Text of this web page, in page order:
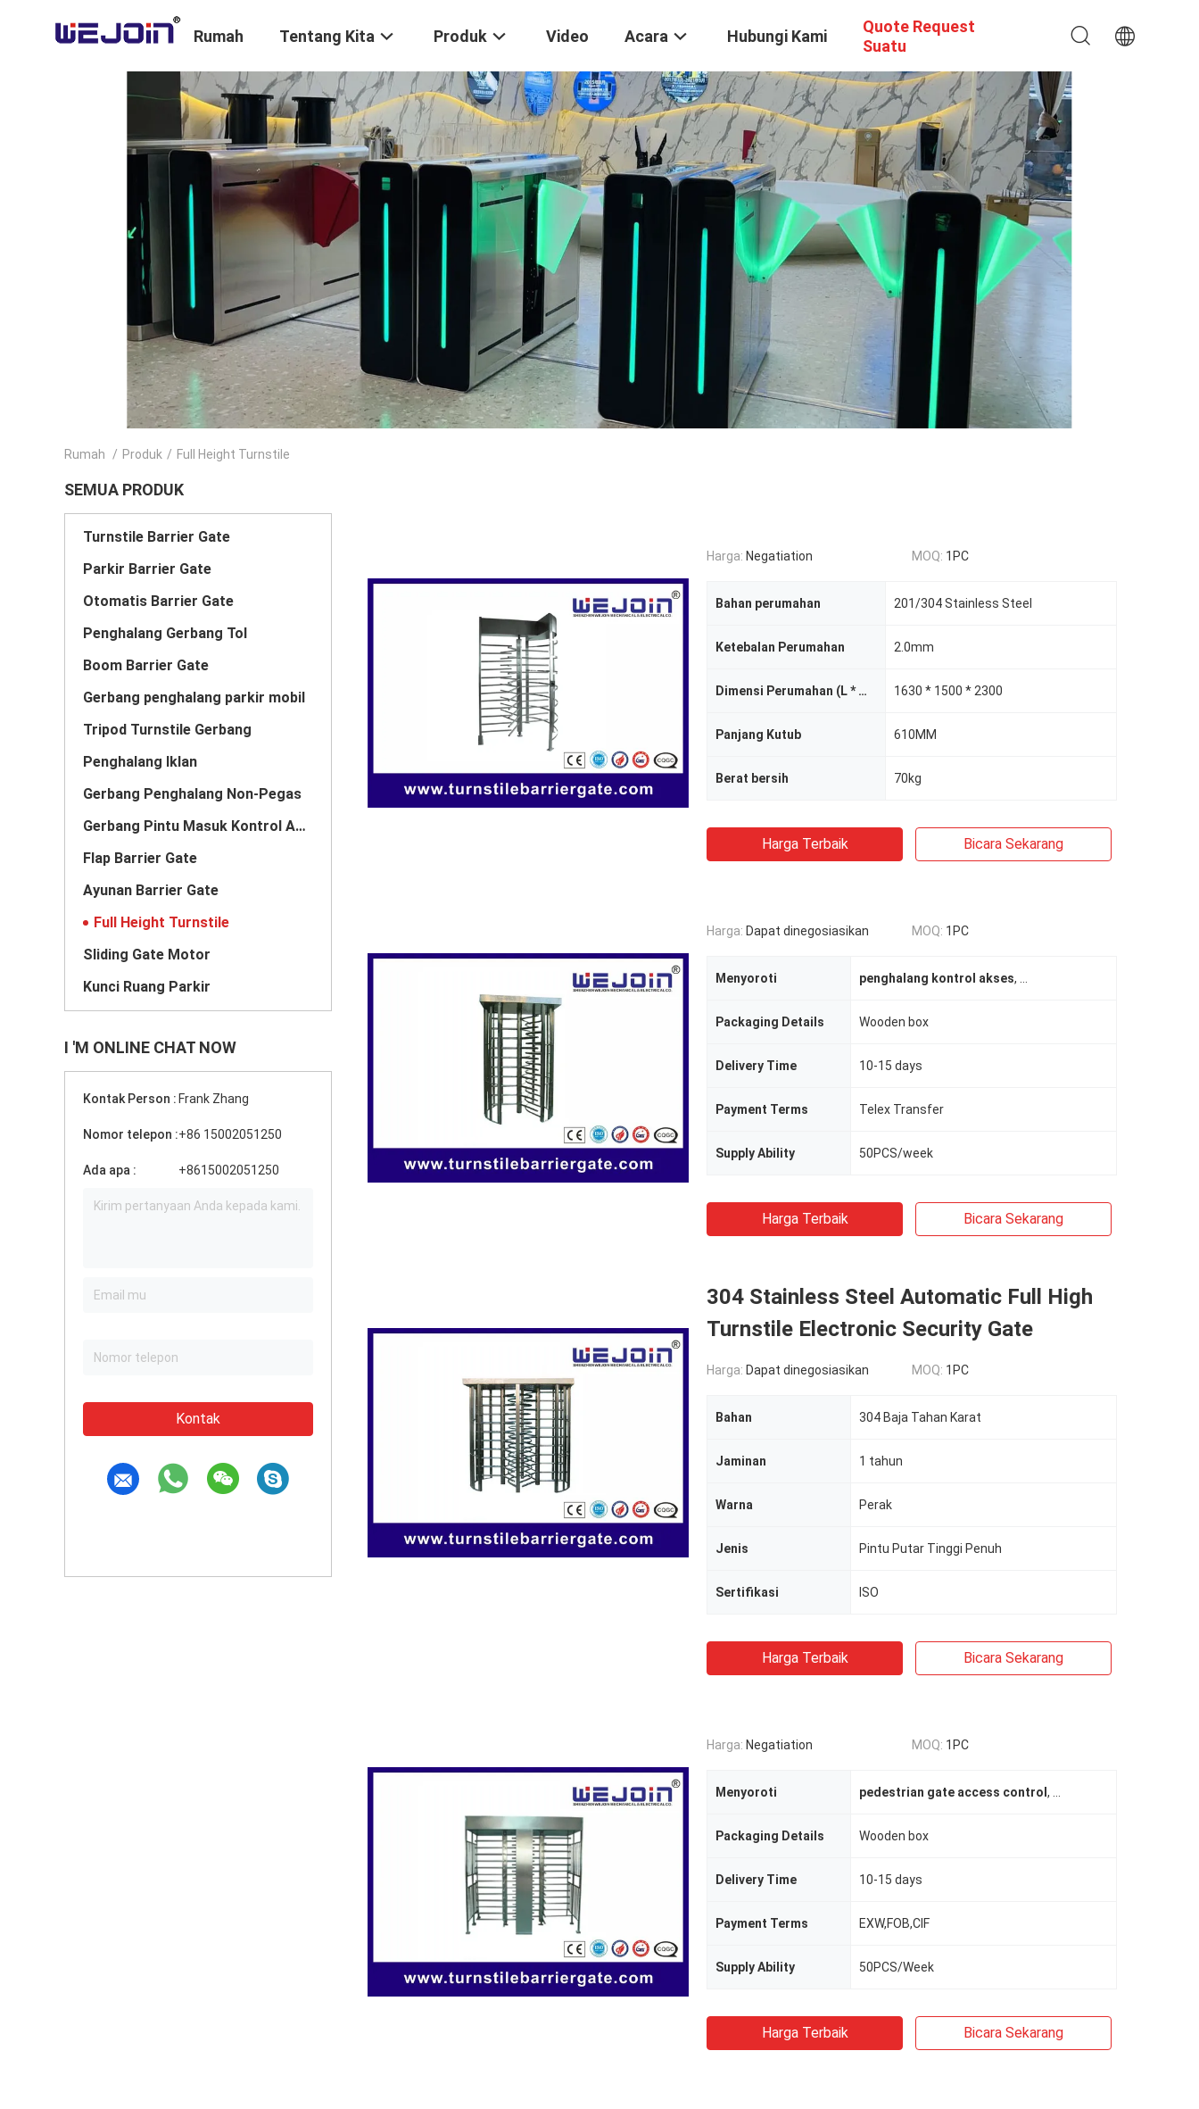
Rumah Tentang Kita Produk Video Acara Hubungi Kami
Quote Request
Suatu
Rumah / Produk / Full Height Turnstile
SEMUA PRODUK
Turnstile Barrier Gate
Parkir Barrier Gate
Otomatis Barrier Gate
Penghalang Gerbang Tol
Boom Barrier Gate
Gerbang penghalang parkir mobil
Tripod Turnstile Gerbang
Penghalang Iklan
Gerbang Penghalang Non-Pegas
Gerbang Pintu Masuk Kontrol Akses
Flap Barrier Gate
Ayunan Barrier Gate
Full Height Turnstile
Sliding Gate Motor
Kunci Ruang Parkir
I 'M ONLINE CHAT NOW
Kontak Person : Frank Zhang
Nomor telepon :+86 15002051250
Ada apa : +8615002051250
Kontak
Harga: Negatiation MOQ: 1PC
Bahan perumahan 201/304 Stainless Steel
Ketebalan Perumahan 2.0mm
Dimensi Perumahan (L * W * H) mm 1630 * 1500 * 2300
Panjang Kutub 610MM
Berat bersih 70kg
Harga Terbaik Bicara Sekarang
Harga: Dapat dinegosiasikan MOQ: 1PC
Menyoroti penghalang kontrol akses,
Packaging Details Wooden box
Delivery Time 10-15 days
Payment Terms Telex Transfer
Supply Ability 50PCS/week
Harga Terbaik Bicara Sekarang
304 Stainless Steel Automatic Full High
Turnstile Electronic Security Gate
Harga: Dapat dinegosiasikan MOQ: 1PC
Bahan 304 Baja Tahan Karat
Jaminan 1 tahun
Warna Perak
Jenis Pintu Putar Tinggi Penuh
Sertifikasi ISO
Harga Terbaik Bicara Sekarang
Harga: Negatiation MOQ: 1PC
Menyoroti pedestrian gate access control ,
Packaging Details Wooden box
Delivery Time 10-15 days
Payment Terms EXW,FOB,CIF
Supply Ability 50PCS/Week
Harga Terbaik Bicara Sekarang